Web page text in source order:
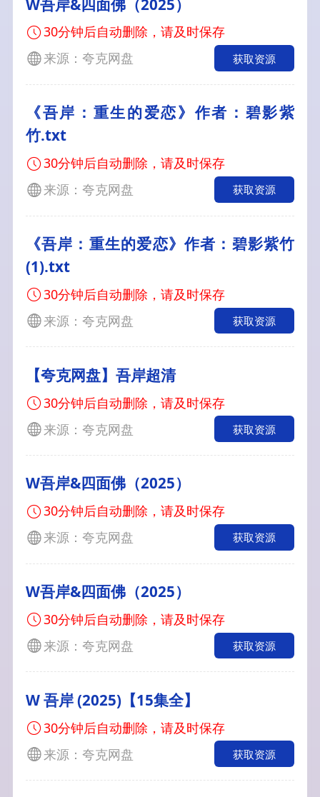
30分钟后自动删除，请及时保存
来源：夸克网盘
获取资源
《吾岸：重生的爱恋》作者：碧影紫
竹.txt
30分钟后自动删除，请及时保存
来源：夸克网盘
获取资源
《吾岸：重生的爱恋》作者：碧影紫竹
(1).txt
30分钟后自动删除，请及时保存
来源：夸克网盘
获取资源
【夸克网盘】吾岸超清
30分钟后自动删除，请及时保存
来源：夸克网盘
获取资源
W吾岸&四面佛（2025）
30分钟后自动删除，请及时保存
来源：夸克网盘
获取资源
W吾岸&四面佛（2025）
30分钟后自动删除，请及时保存
来源：夸克网盘
获取资源
W 吾岸 (2025)【15集全】
30分钟后自动删除，请及时保存
来源：夸克网盘
获取资源